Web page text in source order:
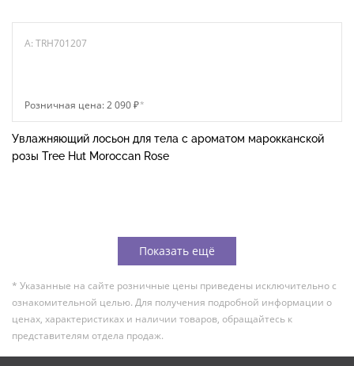
A: TRH701207
Розничная цена: 2 090 ₽*
Увлажняющий лосьон для тела с ароматом марокканской
розы Tree Hut Moroccan Rose
Показать ещё
* Указанные на сайте розничные цены приведены исключительно с
ознакомительной целью. Для получения подробной информации о
ценах, характеристиках и наличии товаров, обращайтесь к
представителям отдела продаж.